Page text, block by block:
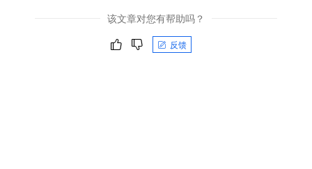
该文章对您有帮助吗？
反馈